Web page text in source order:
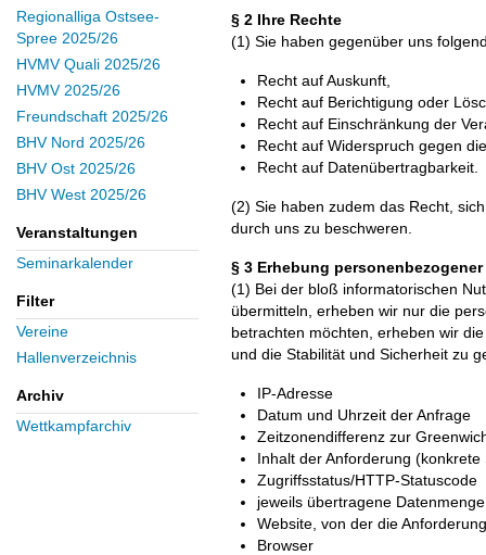
Regionalliga Ostsee-
Spree 2025/26
HVMV Quali 2025/26
HVMV 2025/26
Freundschaft 2025/26
BHV Nord 2025/26
BHV Ost 2025/26
BHV West 2025/26
Veranstaltungen
Seminarkalender
Filter
Vereine
Hallenverzeichnis
Archiv
Wettkampfarchiv
§ 2 Ihre Rechte
(1) Sie haben gegenüber uns
Recht auf Auskunft,
Recht auf Berichtigung oder
Recht auf Einschränkung der
Recht auf Widerspruch gegen
Recht auf Datenübertragbarkeit.
(2) Sie haben zudem das Recht,
durch uns zu beschweren.
§ 3 Erhebung
(1) Bei der bloß informatorischen
übermitteln, erheben wir nur die
betrachten möchten, erheben wir
und die Stabilität und Sicherheit zu
IP-Adresse
Datum und Uhrzeit der Anfrage
Zeitzonendifferenz zur
Inhalt der Anforderung (konkrete
Zugriffsstatus/HTTP-Statuscode
jeweils übertragene Datenmenge
Website, von der die
Browser